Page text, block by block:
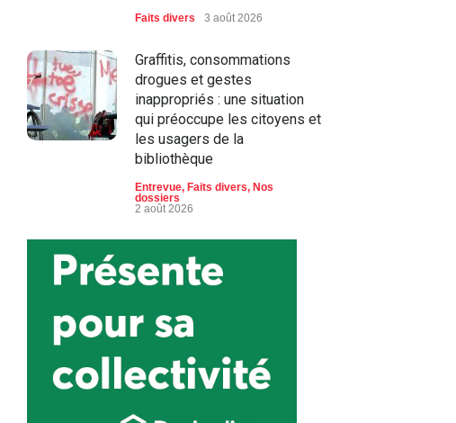
Faits divers 3 août 2026
Graffitis, consommations
drogues et gestes
inappropriés : une situation
qui préoccupe les citoyens et
les usagers de la
bibliothèque
Entrevue, Faits divers, Nos
dossiers
2 août 2026